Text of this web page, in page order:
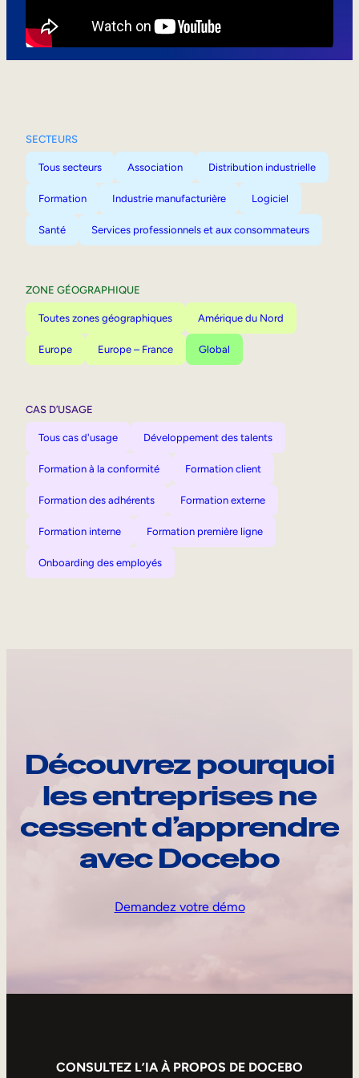
SECTEURS
Tous secteurs Association Distribution industrielle
Formation Industrie manufacturière Logiciel
Santé Services professionnels et aux consommateurs
ZONE GÉOGRAPHIQUE
Toutes zones géographiques Amérique du Nord
Europe Europe – France Global
CAS D’USAGE
Tous cas d'usage Développement des talents
Formation à la conformité Formation client
Formation des adhérents Formation externe
Formation interne Formation première ligne
Onboarding des employés
Découvrez pourquoi
les entreprises ne
cessent d’apprendre
avec Docebo
Demandez votre démo
CONSULTEZ L’IA À PROPOS DE DOCEBO